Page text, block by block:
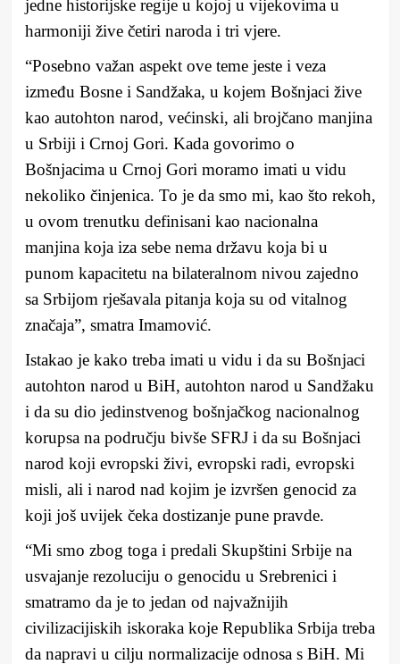
jedne historijske regije u kojoj u vijekovima u
harmoniji žive četiri naroda i tri vjere.
“Posebno važan aspekt ove teme jeste i veza
između Bosne i Sandžaka, u kojem Bošnjaci žive
kao autohton narod, većinski, ali brojčano manjina
u Srbiji i Crnoj Gori. Kada govorimo o
Bošnjacima u Crnoj Gori moramo imati u vidu
nekoliko činjenica. To je da smo mi, kao što rekoh,
u ovom trenutku definisani kao nacionalna
manjina koja iza sebe nema državu koja bi u
punom kapacitetu na bilateralnom nivou zajedno
sa Srbijom rješavala pitanja koja su od vitalnog
značaja”, smatra Imamović.
Istakao je kako treba imati u vidu i da su Bošnjaci
autohton narod u BiH, autohton narod u Sandžaku
i da su dio jedinstvenog bošnjačkog nacionalnog
korupsa na području bivše SFRJ i da su Bošnjaci
narod koji evropski živi, evropski radi, evropski
misli, ali i narod nad kojim je izvršen genocid za
koji još uvijek čeka dostizanje pune pravde.
“Mi smo zbog toga i predali Skupštini Srbije na
usvajanje rezoluciju o genocidu u Srebrenici i
smatramo da je to jedan od najvažnijih
civilizacijiskih iskoraka koje Republika Srbija treba
da napravi u cilju normalizacije odnosa s BiH. Mi